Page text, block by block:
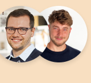
vous expliquer
de vos attentes ?
ergo